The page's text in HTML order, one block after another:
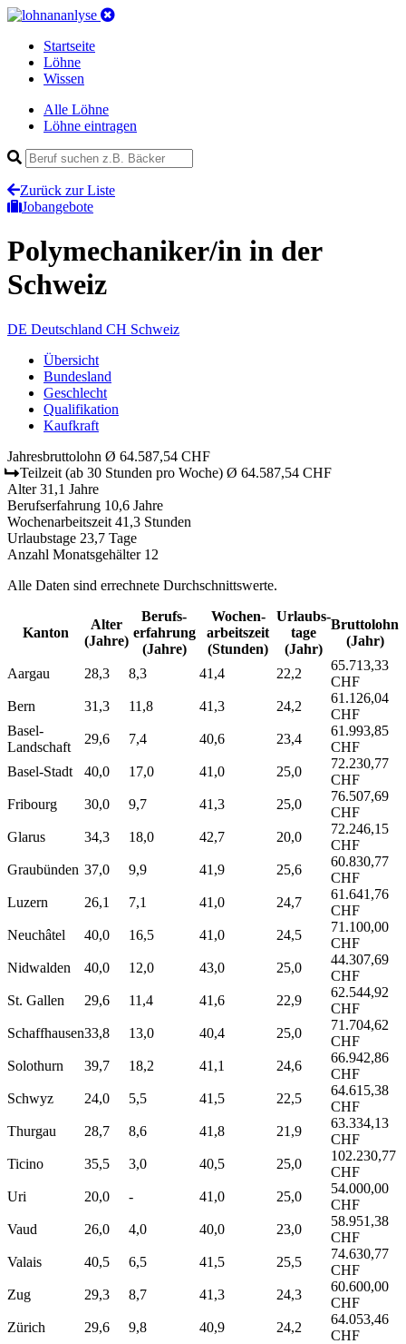
Startseite
Löhne
Wissen
Alle Löhne
Löhne eintragen
Zurück zur Liste
Jobangebote
Polymechaniker/in in der
Schweiz
DE Deutschland CH Schweiz
Übersicht
Bundesland
Geschlecht
Qualifikation
Kaufkraft
Jahresbruttolohn Ø 64.587,54 CHF
Teilzeit (ab 30 Stunden pro Woche) Ø 64.587,54 CHF
Alter 31,1 Jahre
Berufserfahrung 10,6 Jahre
Wochenarbeitszeit 41,3 Stunden
Urlaubstage 23,7 Tage
Anzahl Monatsgehälter 12
Alle Daten sind errechnete Durchschnittswerte.
Kanton
Alter
(Jahre)
Berufs­
erfahrung
(Jahre)
Wochen­
arbeitszeit
(Stunden)
Urlaubs­
tage
(Jahr)
Bruttolohn
(Jahr)
Aargau 28,3 8,3 41,4 22,2
65.713,33
CHF
Bern
31,3 11,8 41,3 24,2
61.126,04
CHF
Basel-
Landschaft
29,6 7,4 40,6 23,4
61.993,85
CHF
Basel-Stadt
40,0 17,0 41,0 25,0
72.230,77
CHF
Fribourg
30,0 9,7 41,3 25,0
76.507,69
CHF
Glarus
34,3 18,0 42,7 20,0
72.246,15
CHF
Graubünden 37,0 9,9 41,9 25,6
60.830,77
CHF
Luzern
26,1 7,1 41,0 24,7
61.641,76
CHF
Neuchâtel
40,0 16,5 41,0 24,5
71.100,00
CHF
Nidwalden
40,0 12,0 43,0 25,0
44.307,69
CHF
St. Gallen
29,6 11,4 41,6 22,9
62.544,92
CHF
Schaffhausen33,8 13,0 40,4 25,0
71.704,62
CHF
Solothurn
39,7 18,2 41,1 24,6
66.942,86
CHF
Schwyz
24,0 5,5 41,5 22,5
64.615,38
CHF
Thurgau
28,7 8,6 41,8 21,9
63.334,13
CHF
Ticino
35,5 3,0 40,5 25,0
102.230,77
CHF
Uri
20,0 - 41,0 25,0
54.000,00
CHF
Vaud
26,0 4,0 40,0 23,0
58.951,38
CHF
Valais
40,5 6,5 41,5 25,5
74.630,77
CHF
Zug
29,3 8,7 41,3 24,3
60.600,00
CHF
Zürich
29,6 9,8 40,9 24,2
64.053,46
CHF